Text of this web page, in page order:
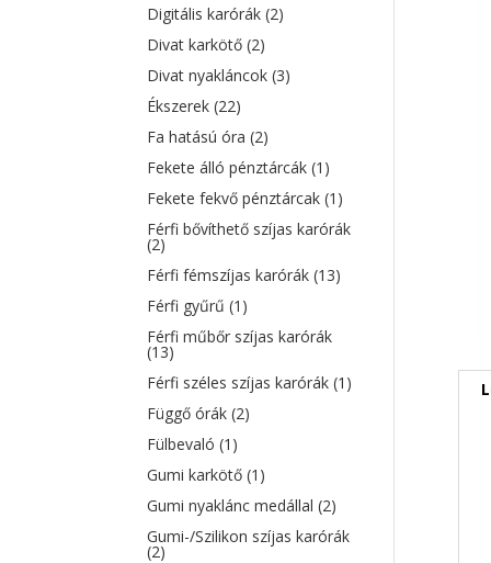
Digitális karórák(2)
Divat karkötő(2)
Divat nyakláncok(3)
Ékszerek(22)
Fa hatású óra(2)
Fekete álló pénztárcák(1)
Fekete fekvő pénztárcak(1)
Férfi bővíthető szíjas karórák
(2)
Férfi fémszíjas karórák(13)
Férfi gyűrű(1)
Férfi műbőr szíjas karórák
(13)
Férfi széles szíjas karórák(1)
Függő órák(2)
Fülbevaló(1)
Gumi karkötő(1)
Gumi nyaklánc medállal(2)
Gumi-/Szilikon szíjas karórák
(2)